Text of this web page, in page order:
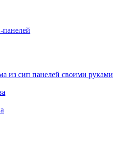
панелей
из сип панелей своими руками